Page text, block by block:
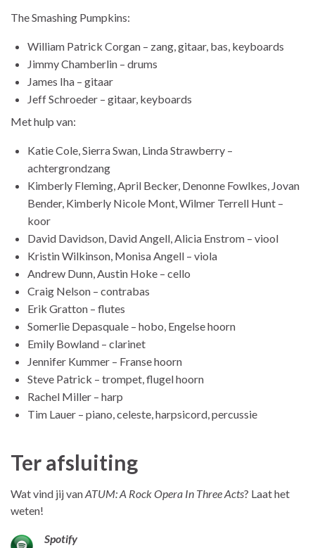
The Smashing Pumpkins:
William Patrick Corgan – zang, gitaar, bas, keyboards
Jimmy Chamberlin – drums
James Iha – gitaar
Jeff Schroeder – gitaar, keyboards
Met hulp van:
Katie Cole, Sierra Swan, Linda Strawberry –
achtergrondzang
Kimberly Fleming, April Becker, Denonne Fowlkes, Jovan
Bender, Kimberly Nicole Mont, Wilmer Terrell Hunt –
koor
David Davidson, David Angell, Alicia Enstrom – viool
Kristin Wilkinson, Monisa Angell – viola
Andrew Dunn, Austin Hoke – cello
Craig Nelson – contrabas
Erik Gratton – flutes
Somerlie Depasquale – hobo, Engelse hoorn
Emily Bowland – clarinet
Jennifer Kummer – Franse hoorn
Steve Patrick – trompet, flugel hoorn
Rachel Miller – harp
Tim Lauer – piano, celeste, harpsicord, percussie
Ter afsluiting
Wat vind jij vanATUM: A Rock Opera In Three Acts? Laat het
weten!
Spotify